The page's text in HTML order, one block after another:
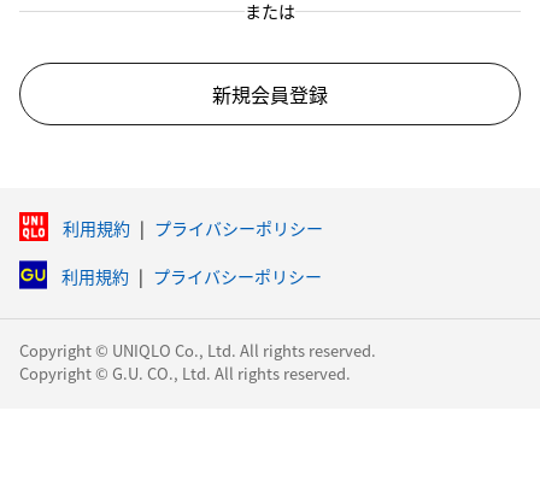
または
新規会員登録
利用規約 | プライバシーポリシー
利用規約 | プライバシーポリシー
Copyright © UNIQLO Co., Ltd. All rights reserved.
Copyright © G.U. CO., Ltd. All rights reserved.